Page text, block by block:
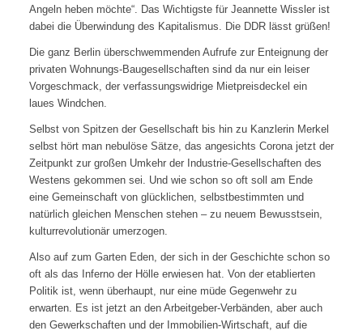
Angeln heben möchte“. Das Wichtigste für Jeannette Wissler ist
dabei die Überwindung des Kapitalismus. Die DDR lässt grüßen!
Die ganz Berlin überschwemmenden Aufrufe zur Enteignung der
privaten Wohnungs-Baugesellschaften sind da nur ein leiser
Vorgeschmack, der verfassungswidrige Mietpreisdeckel ein
laues Windchen.
Selbst von Spitzen der Gesellschaft bis hin zu Kanzlerin Merkel
selbst hört man nebulöse Sätze, das angesichts Corona jetzt der
Zeitpunkt zur großen Umkehr der Industrie-Gesellschaften des
Westens gekommen sei. Und wie schon so oft soll am Ende
eine Gemeinschaft von glücklichen, selbstbestimmten und
natürlich gleichen Menschen stehen – zu neuem Bewusstsein,
kulturrevolutionär umerzogen.
Also auf zum Garten Eden, der sich in der Geschichte schon so
oft als das Inferno der Hölle erwiesen hat. Von der etablierten
Politik ist, wenn überhaupt, nur eine müde Gegenwehr zu
erwarten. Es ist jetzt an den Arbeitgeber-Verbänden, aber auch
den Gewerkschaften und der Immobilien-Wirtschaft, auf die